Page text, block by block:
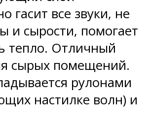
гасит все звуки, не
и сырости, помогает
тепло. Отличный
сырых помещений.
рулонами
настилке волн) и